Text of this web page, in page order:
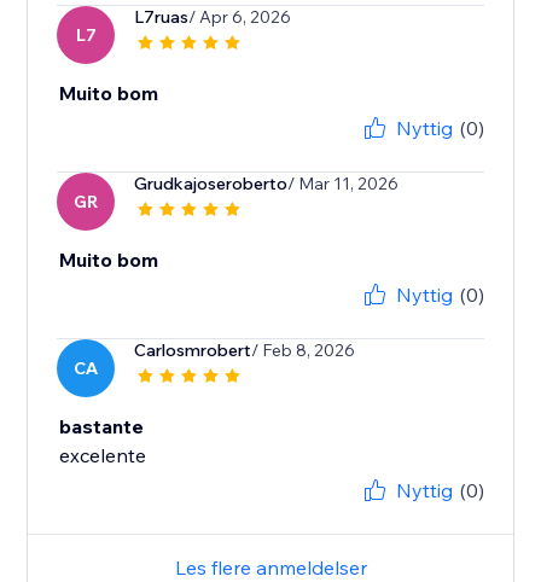
L7
L7ruas/ Apr 6, 2026
Muito bom
Nyttig (0)
GR
Grudkajoseroberto/ Mar 11, 2026
Muito bom
Nyttig (0)
CA
Carlosmrobert/ Feb 8, 2026
bastante
excelente
Nyttig (0)
Les flere anmeldelser